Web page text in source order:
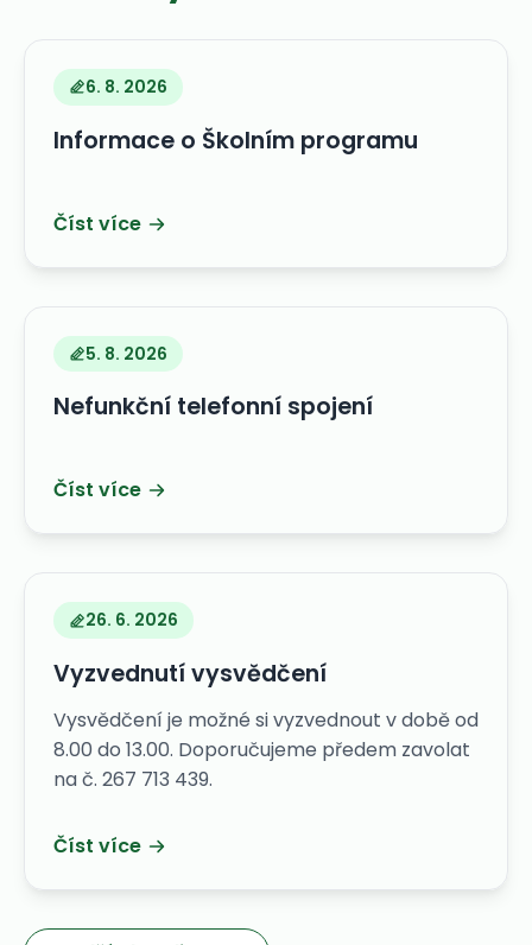
6. 8. 2026
Informace o Školním programu
Číst více
5. 8. 2026
Nefunkční telefonní spojení
Číst více
26. 6. 2026
Vyzvednutí vysvědčení
Vysvědčení je možné si vyzvednout v době od
8.00 do 13.00. Doporučujeme předem zavolat
na č. 267 713 439.
Číst více